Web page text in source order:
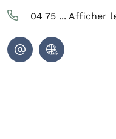
04 75 ... Afficher